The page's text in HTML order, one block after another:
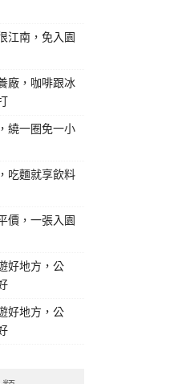
江南，免入園
廠，咖啡跟冰
繞一圈免一小
吃麵就享飲料
價，一張入園
好地方，公
好地方，公